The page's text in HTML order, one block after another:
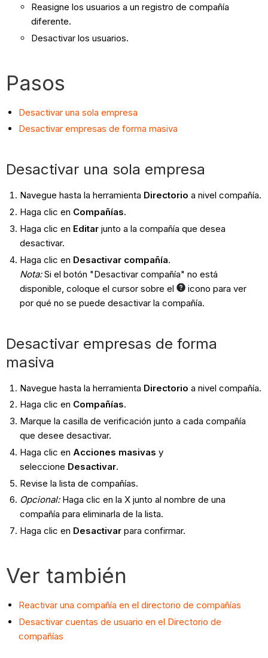
Reasigne los usuarios a un registro de compañía
diferente.
Desactivar los usuarios.
Pasos
Desactivar una sola empresa
Desactivar empresas de forma masiva
Desactivar una sola empresa
Navegue hasta la herramienta Directorio a nivel compañía.
Haga clic en Compañías.
Haga clic en Editarjunto a la compañía que desea
desactivar.
Haga clic en Desactivar compañía.
Nota:Si el botón "Desactivar compañía" no está
disponible, coloque el cursor sobre el
icono para ver
por qué no se puede desactivar la compañía.
Desactivar empresas de forma
masiva
Navegue hasta la herramienta Directorio a nivel compañía.
Haga clic en Compañías.
Marque la casilla de verificación junto a cada compañía
que desee desactivar.
Haga clic en Acciones masivas y
seleccione Desactivar.
Revise la lista de compañías.
Opcional: Haga clic en la X junto al nombre de una
compañía para eliminarla de la lista.
Haga clic en Desactivarpara confirmar.
Ver también
Reactivar una compañía en el directorio de compañías
Desactivar cuentas de usuario en el Directorio de
compañías